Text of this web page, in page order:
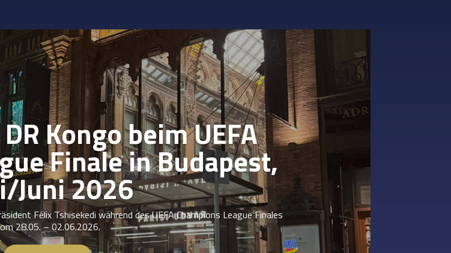
Kongo beim UEFA
Finale in Budapest,
Juni 2026
Félix Tshisekedi während des UEFA Champions League Finales
28.05. – 02.06.2026.